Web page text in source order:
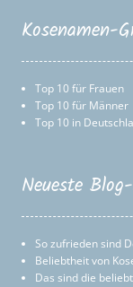
Kosenamen-
Top 10 für Frauen
Top 10 für Männer
Top 10 in
Neueste
So zufrieden sind
Beliebtheit von
Das sind die